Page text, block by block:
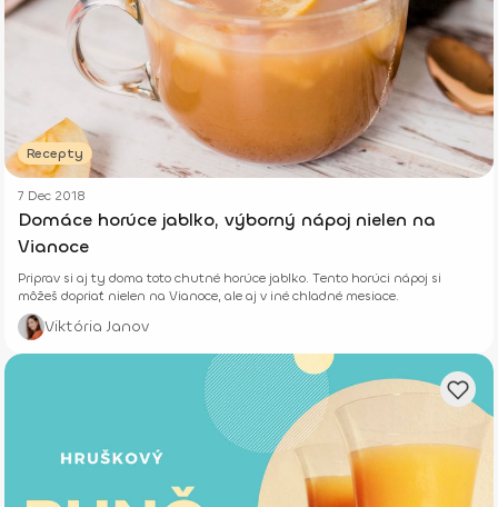
Recepty
7 Dec 2018
Domáce horúce jablko, výborný nápoj nielen na
Vianoce
Priprav si aj ty doma toto chutné horúce jablko. Tento horúci nápoj si
môžeš dopriať nielen na Vianoce, ale aj v iné chladné mesiace.
Viktória Janov